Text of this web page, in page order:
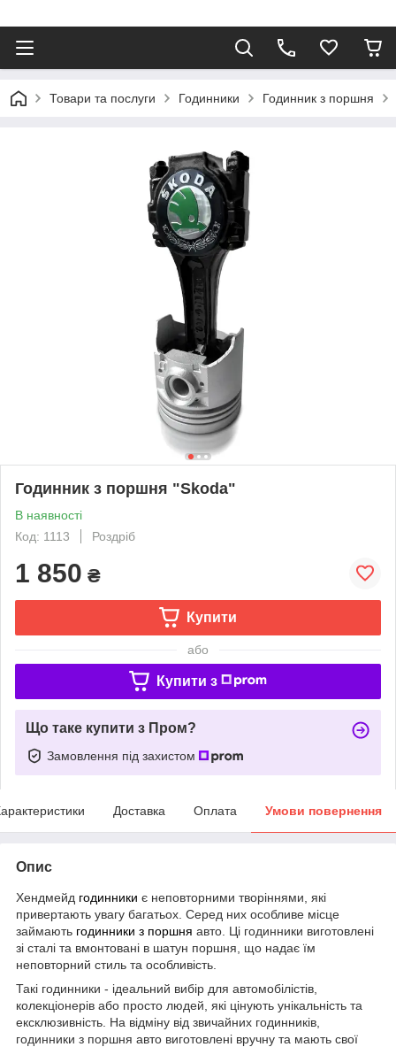
Товари та послуги Годинники Годинник з поршня
Годинник з поршня "Skoda"
В наявності
Код: 1113
Роздріб
1 850 ₴
Купити
або
Купити з
Що таке купити з Пром?
Замовлення під захистом
Доставка Оплата Умови повернення
Опис
Хендмейд годинники є неповторними творіннями, які
привертають увагу багатьох. Серед них особливе місце
займають годинники з поршня авто. Ці годинники виготовлені
зі сталі та вмонтовані в шатун поршня, що надає їм
неповторний стиль та особливість.
Такі годинники - ідеальний вибір для автомобілістів,
колекціонерів або просто людей, які цінують унікальність та
ексклюзивність. На відміну від звичайних годинників,
годинники з поршня авто виготовлені вручну та мають свої